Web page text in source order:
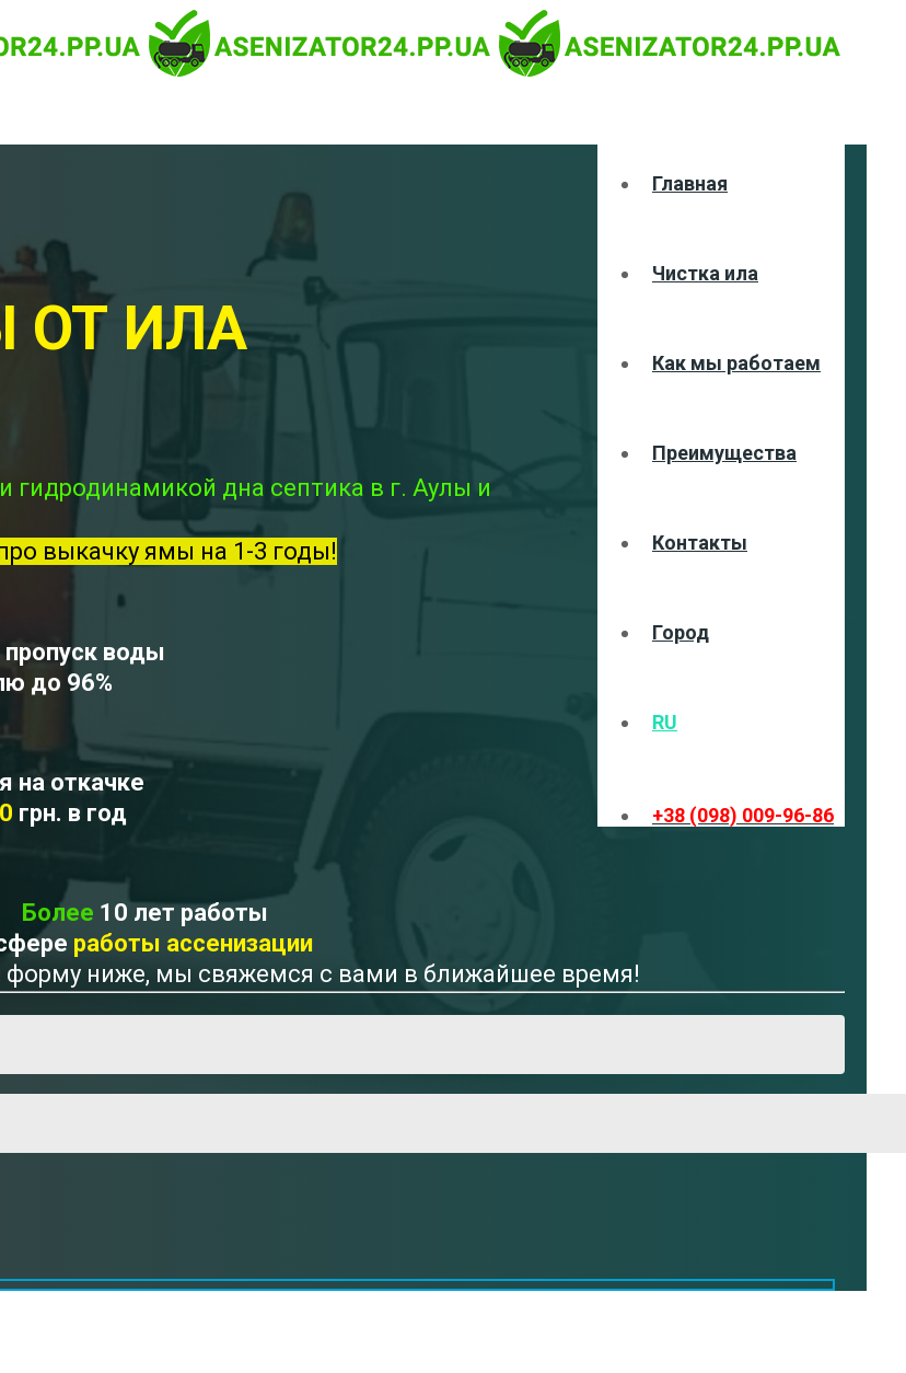
Главная
Чистка ила
Как мы работаем
Преимущества
Контакты
Город
RU
+38 (098) 009-96-86
ОТ ИЛА
гидродинамикой дна септика в г. Аулы и
выкачку ямы на 1-3 годы!
воды
до 96%
на откачке
грн. в год
Более 10 лет работы
работы ассенизации
форму ниже, мы свяжемся с вами в ближайшее время!